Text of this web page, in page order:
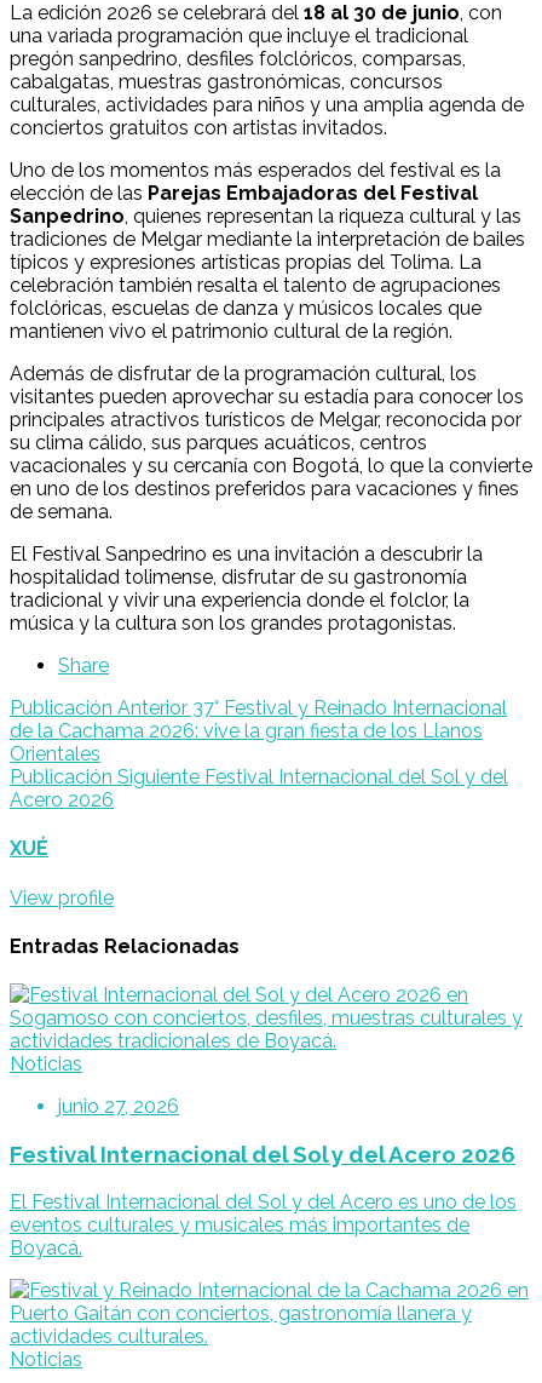
La edición 2026 se celebrará del 18 al 30 de junio, con
una variada programación que incluye el tradicional
pregón sanpedrino, desfiles folclóricos, comparsas,
cabalgatas, muestras gastronómicas, concursos
culturales, actividades para niños y una amplia agenda de
conciertos gratuitos con artistas invitados.
Uno de los momentos más esperados del festival es la
elección de las Parejas Embajadoras del Festival
Sanpedrino, quienes representan la riqueza cultural y las
tradiciones de Melgar mediante la interpretación de bailes
típicos y expresiones artísticas propias del Tolima. La
celebración también resalta el talento de agrupaciones
folclóricas, escuelas de danza y músicos locales que
mantienen vivo el patrimonio cultural de la región.
Además de disfrutar de la programación cultural, los
visitantes pueden aprovechar su estadía para conocer los
principales atractivos turísticos de Melgar, reconocida por
su clima cálido, sus parques acuáticos, centros
vacacionales y su cercanía con Bogotá, lo que la convierte
en uno de los destinos preferidos para vacaciones y fines
de semana.
El Festival Sanpedrino es una invitación a descubrir la
hospitalidad tolimense, disfrutar de su gastronomía
tradicional y vivir una experiencia donde el folclor, la
música y la cultura son los grandes protagonistas.
Share
Navegación
de
publicaciones
Publicación Anterior 37° Festival y Reinado Internacional
de la Cachama 2026: vive la gran fiesta de los Llanos
Orientales
Publicación Siguiente Festival Internacional del Sol y del
Acero 2026
XUÉ
View profile
Entradas Relacionadas
Noticias
junio 27, 2026
Festival Internacional del Sol y del Acero 2026
El Festival Internacional del Sol y del Acero es uno de los
eventos culturales y musicales más importantes de
Boyacá.
Noticias